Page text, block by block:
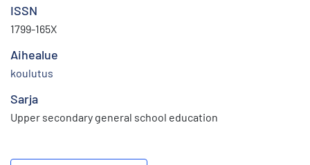
ISSN
1799-165X
Aihealue
koulutus
Sarja
Upper secondary general school education